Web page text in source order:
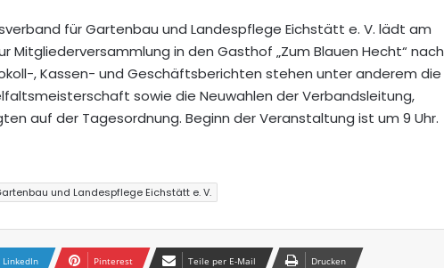
für Gartenbau und Landespflege Eichstätt e. V. lädt am
Mitgliederversammlung in den Gasthof „Zum Blauen Hecht“ nach
, Kassen- und Geschäftsberichten stehen unter anderem die
sowie die Neuwahlen der Verbandsleitung,
auf der Tagesordnung. Beginn der Veranstaltung ist um 9 Uhr.
und Landespflege Eichstätt e. V.
LinkedIn Pinterest Teile per E-Mail Drucken